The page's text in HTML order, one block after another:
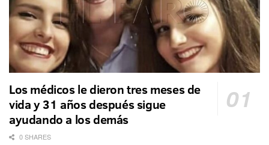
Los médicos le dieron tres meses de
vida y 31 años después sigue
ayudando a los demás
0 SHARES